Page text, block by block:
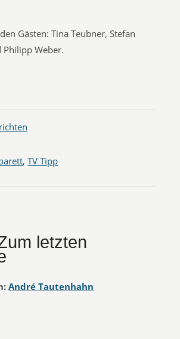
Gästen: Tina Teubner, Stefan
Philipp Weber.
,TV Tipp
letzten
André Tautenhahn